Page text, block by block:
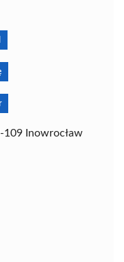
109 Inowrocław